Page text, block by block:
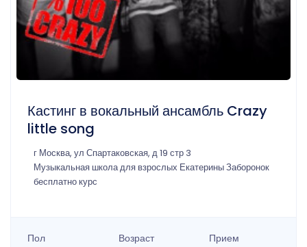
Кастинг в вокальный ансамбль Crazy
little song
г Москва, ул Спартаковская, д 19 стр 3
Музыкальная школа для взрослых Екатерины Заборонок
бесплатно курс
Пол Возраст Прием